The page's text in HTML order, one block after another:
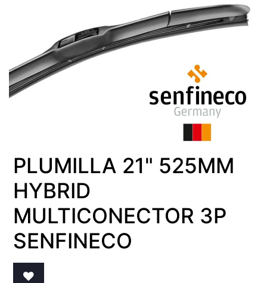
PLUMILLA 21" 525MM
HYBRID
MULTICONECTOR 3P
SENFINECO